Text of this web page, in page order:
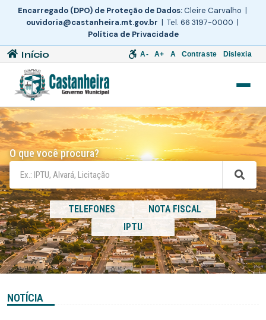
Encarregado (DPO) de Proteção de Dados:Cleire Carvalho |
ouvidoria@castanheira.mt.gov.br | Tel. 66 3197-0000 |
Política de Privacidade
Início A- A+ A Contraste Dislexia
O que você procura?
TELEFONES
NOTA FISCAL
IPTU
NOTÍCIA